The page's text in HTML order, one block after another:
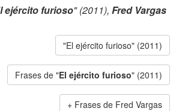
ejército furioso" (2011), Fred Vargas
"El ejército furioso" (2011)
Frases de "El ejército furioso" (2011)
Frases de Fred Vargas